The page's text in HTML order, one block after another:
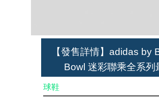
【發售詳情】adidas by
Bowl 迷彩聯乘全系列
UltraBOOST香港都買到!
鞋款
球鞋